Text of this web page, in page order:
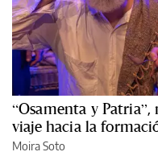
“Osamenta y
viaje hacia la
Moira Soto